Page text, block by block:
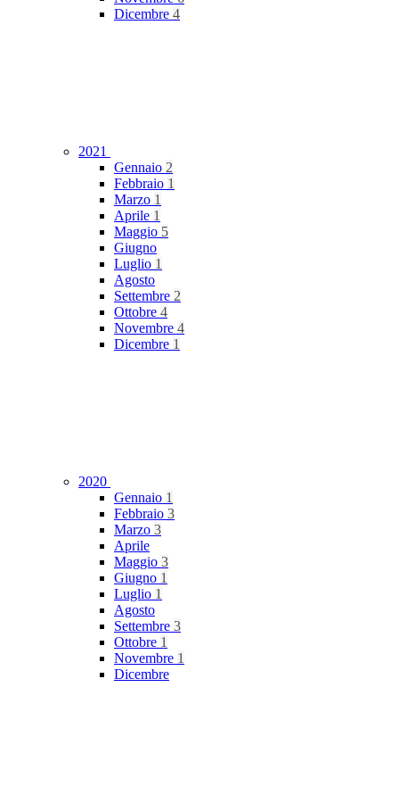
Dicembre 4
2021
Gennaio 2
Febbraio 1
Marzo 1
Aprile 1
Maggio 5
Giugno
Luglio 1
Agosto
Settembre 2
Ottobre 4
Novembre 4
Dicembre 1
2020
Gennaio 1
Febbraio 3
Marzo 3
Aprile
Maggio 3
Giugno 1
Luglio 1
Agosto
Settembre 3
Ottobre 1
Novembre 1
Dicembre